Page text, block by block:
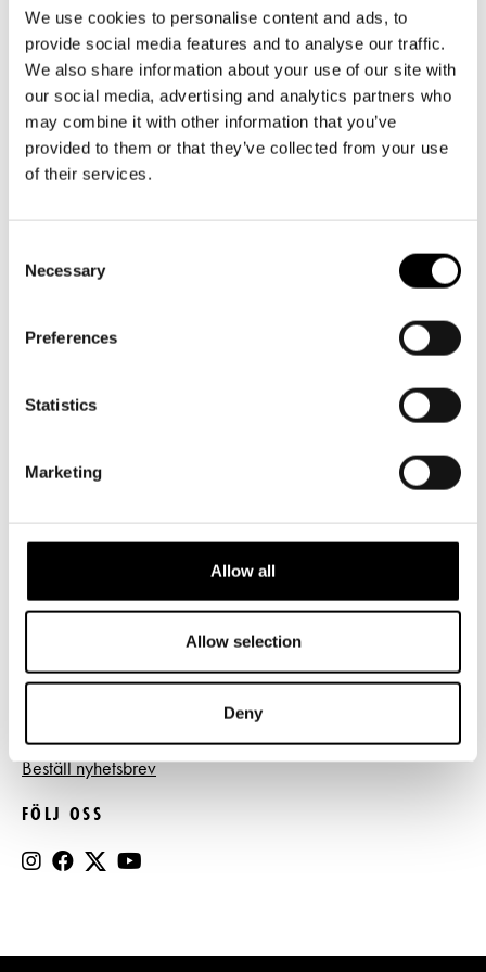
We use cookies to personalise content and ads, to
provide social media features and to analyse our traffic.
We also share information about your use of our site with
our social media, advertising and analytics partners who
may combine it with other information that you’ve
provided to them or that they’ve collected from your use
of their services.
Selection
Necessary
Preferences
Statistics
Marketing
Allow all
Allow selection
Deny
Presentkort
Tillgänglighet
Frågor & svar
Platskarta
Företag
Guidning
Teaterns verksamhet
Ensemble
Historia
Svenska Teatern Live
LOGGA IN
info@svenskateatern.fi
BILJETTER
Köp biljetter
Biljettkassan öppnar 11.8
Norra esplanaden 2
LÄNKAR
Frågor & svar
Press
Register- och dataskyddsbeskrivning
Beställ nyhetsbrev
FÖLJ OSS